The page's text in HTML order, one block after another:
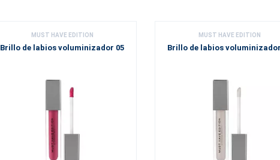
MUST HAVE EDITION
Brillo de labios voluminizador 05
MUST HAVE EDITION
Brillo de labios